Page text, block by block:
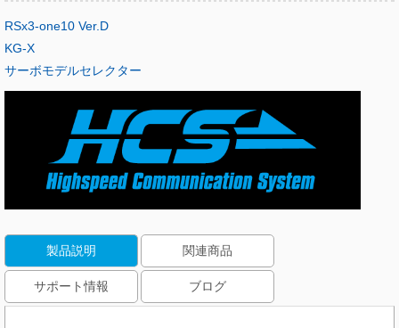
RSx3-one10 Ver.D
KG-X
サーボモデルセレクター
製品説明 関連商品
サポート情報 ブログ